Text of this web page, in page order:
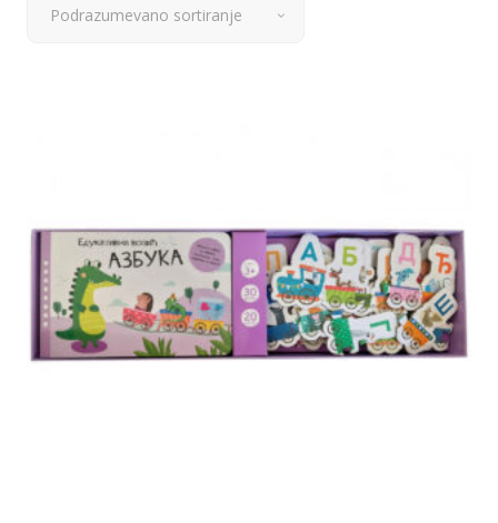
Podrazumevano sortiranje
Dodaj u korpu